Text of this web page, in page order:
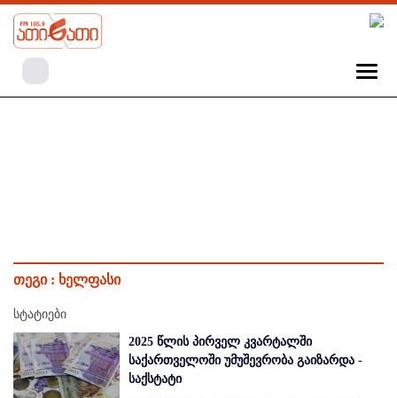
თეგი : ხელფასი
სტატიები
2025 წლის პირველ კვარტალში
საქართველოში უმუშევრობა გაიზარდა -
საქსტატი